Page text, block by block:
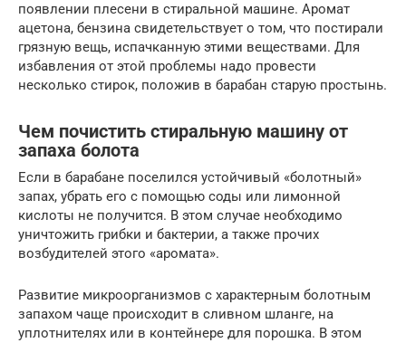
появлении плесени в стиральной машине. Аромат
ацетона, бензина свидетельствует о том, что постирали
грязную вещь, испачканную этими веществами. Для
избавления от этой проблемы надо провести
несколько стирок, положив в барабан старую простынь.
Чем почистить стиральную машину от
запаха болота
Если в барабане поселился устойчивый «болотный»
запах, убрать его с помощью соды или лимонной
кислоты не получится. В этом случае необходимо
уничтожить грибки и бактерии, а также прочих
возбудителей этого «аромата».
Развитие микроорганизмов с характерным болотным
запахом чаще происходит в сливном шланге, на
уплотнителях или в контейнере для порошка. В этом